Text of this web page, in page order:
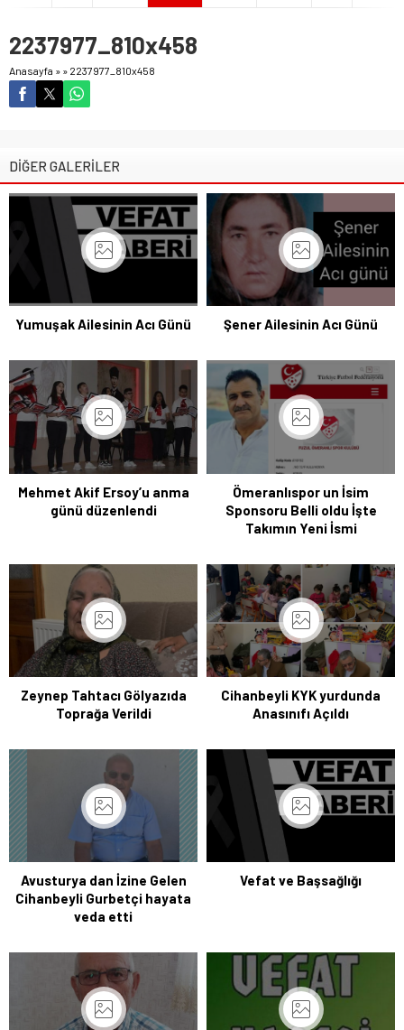
2237977_810x458
Anasayfa » » 2237977_810x458
DİĞER GALERİLER
Yumuşak Ailesinin Acı Günü Şener Ailesinin Acı Günü
Mehmet Akif Ersoy’u anma
günü düzenlendi
Ömeranlıspor un İsim
Sponsoru Belli oldu İşte
Takımın Yeni İsmi
Zeynep Tahtacı Gölyazıda
Toprağa Verildi
Cihanbeyli KYK yurdunda
Anasınıfı Açıldı
Avusturya dan İzine Gelen
Cihanbeyli Gurbetçi hayata
veda etti
Vefat ve Başsağlığı